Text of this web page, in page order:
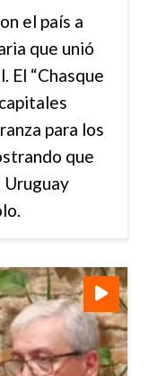
el país a
que unió
El “Chasque
para los
que
Uruguay